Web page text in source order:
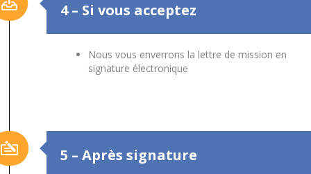
4 – Si vous acceptez
Nous vous enverrons la lettre de mission en
signature électronique
5 – Après signature